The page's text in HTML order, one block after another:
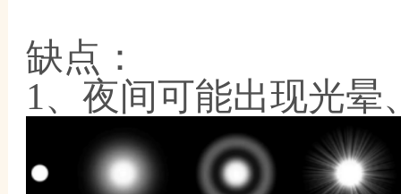
缺点：
1、夜间可能出现光